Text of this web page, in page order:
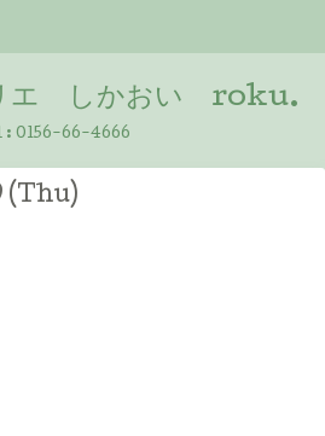
エ しかおい roku.
: 0156-66-4666
(Thu)